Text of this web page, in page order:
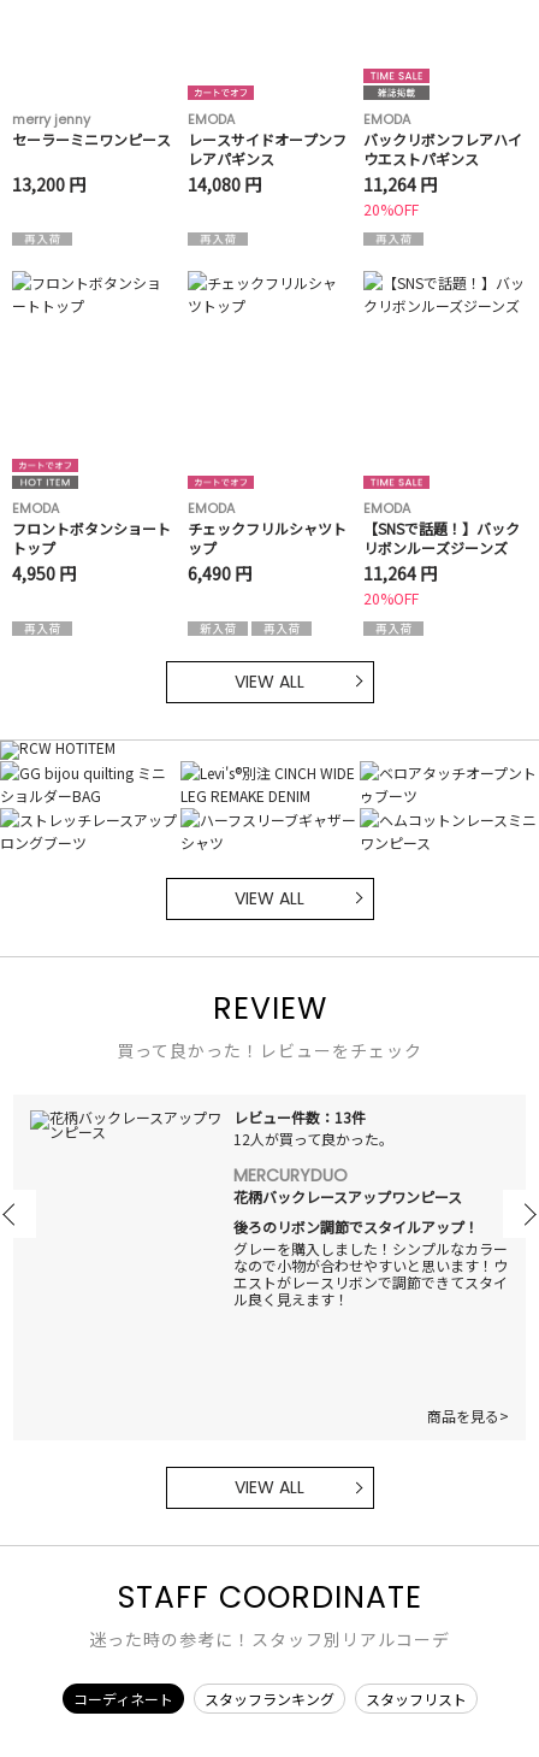
merry jenny
セーラーミニワンピース
13,200 円
EMODA
レースサイドオープンフ
レアパギンス
14,080 円
EMODA
バックリボンフレアハイ
ウエストパギンス
11,264 円
20%OFF
EMODA
フロントボタンショート
トップ
4,950 円
EMODA
チェックフリルシャツト
ップ
6,490 円
EMODA
【SNSで話題！】バック
リボンルーズジーンズ
11,264 円
20%OFF
VIEW ALL
VIEW ALL
REVIEW
買って良かった！レビューをチェック
レビュー件数：13件
12人が買って良かった。
MERCURYDUO
花柄バックレースアップワンピース
後ろのリボン調節でスタイルアップ！
グレーを購入しました！シンプルなカラー
なので小物が合わせやすいと思います！ウ
エストがレースリボンで調節できてスタイ
ル良く見えます！
商品を見る>
VIEW ALL
STAFF COORDINATE
迷った時の参考に！スタッフ別リアルコーデ
コーディネート スタッフランキング スタッフリスト